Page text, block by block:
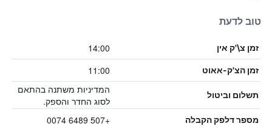
טוב לדעת
זמן צ\'ק אין 14:00
זמן הצ'ק-אאוט 11:00
תשלום וביטול
המדיניות משתנה בהתאם
לסוג החדר והספק.
מספר דלפק הקבלה +507 6489 0074